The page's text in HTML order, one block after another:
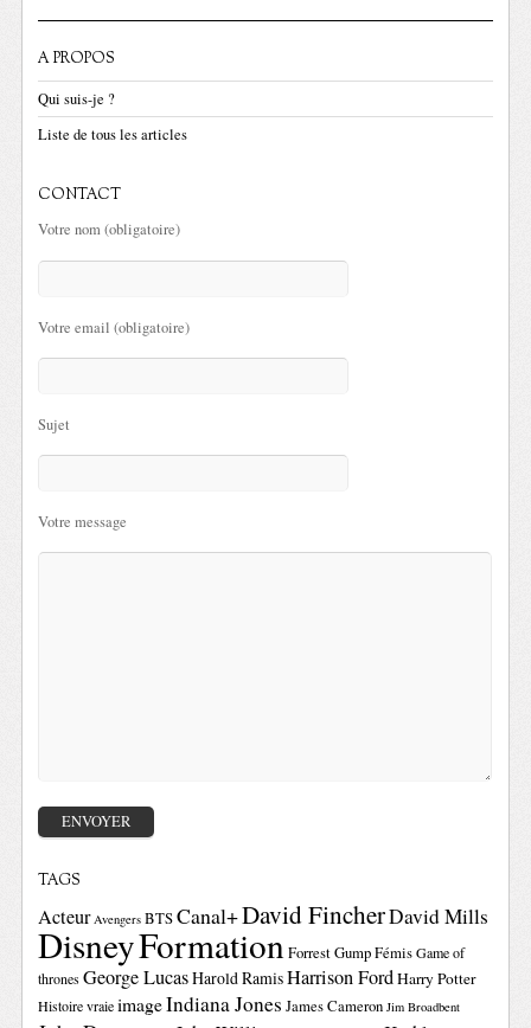
A PROPOS
Qui suis-je ?
Liste de tous les articles
CONTACT
Votre nom (obligatoire)
Votre email (obligatoire)
Sujet
Votre message
TAGS
Acteur Avengers BTSCanal+David FincherDavid Mills
DisneyFormationForrest GumpFémis Game of
thrones George LucasHarold RamisHarrison FordHarry Potter
Histoire vraie imageIndiana Jones James Cameron Jim Broadbent